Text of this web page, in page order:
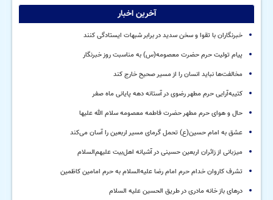
آخرین اخبار
خبرنگاران با تقوا و سخن سدید در برابر شبهات ایستادگی کنند
پیام تولیت حرم حضرت معصومه(س) به مناسبت روز خبرنگار
مخالفت‌ها نباید انسان را از مسیر صحیح خارج کند
کتیبه‌آرایی حرم مطهر رضوی در آستانه دهه پایانی ماه صفر
حال و هوای حرم مطهر حضرت فاطمه معصومه سلام الله علیها
عشق به امام حسین(ع) تحمل گرمای مسیر اربعین را آسان می‌کند
میزبانی از زائران اربعین حسینی در آشیانه اهل‌بیت علیهم‌السلام
تشرف کاروان خدام حرم امام رضا علیه‌السلام به حرم امامین کاظمین
درهای باز خانه مادری در طریق الحسین علیه السلام